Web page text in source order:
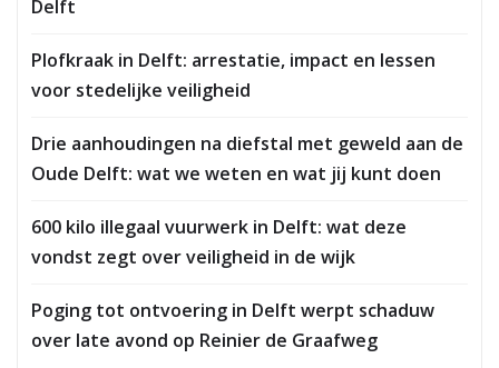
Delft
Plofkraak in Delft: arrestatie, impact en lessen
voor stedelijke veiligheid
Drie aanhoudingen na diefstal met geweld aan de
Oude Delft: wat we weten en wat jij kunt doen
600 kilo illegaal vuurwerk in Delft: wat deze
vondst zegt over veiligheid in de wijk
Poging tot ontvoering in Delft werpt schaduw
over late avond op Reinier de Graafweg